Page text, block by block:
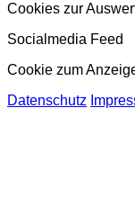
Cookies zur
Socialmedia Feed
Cookie zum
Datenschutz